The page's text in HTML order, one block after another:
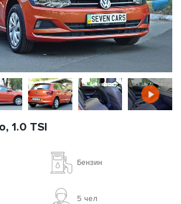
1.0 TSI
Бензин
5 чел